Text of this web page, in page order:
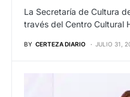
La Secretaría de Cultura
través del Centro Cultural
BY CERTEZA DIARIO JULIO 31,